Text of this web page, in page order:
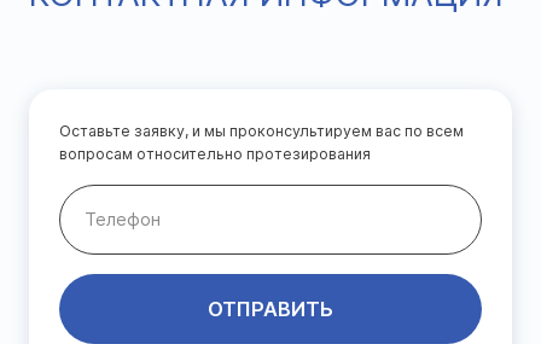
Оставьте заявку, и мы проконсультируем вас по всем
вопросам относительно протезирования
ОТПРАВИТЬ